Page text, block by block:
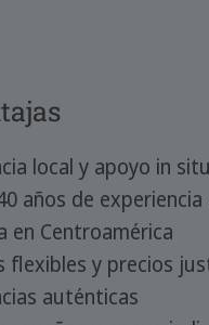
local y apoyo in situ
años de experiencia
en Centroamérica
flexibles y precios
auténticas